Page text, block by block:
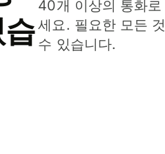
40개 이상의 통화
세요. 필요한 모든
수 있습니다.